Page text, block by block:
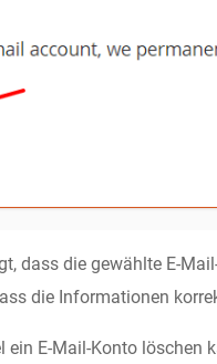
dass die gewählte E-
die Informationen
E-Mail-Konto löschen